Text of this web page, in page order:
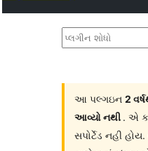
પ્લગીન
આ પલ્ગઇન 2
આવ્યો નથી . એ
સપોર્ટેડ નહી હોય.